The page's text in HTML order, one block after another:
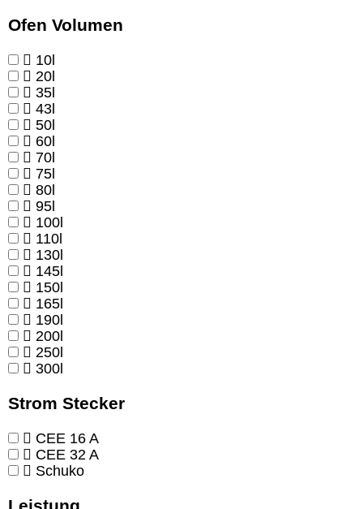
Ofen Volumen
10l
20l
35l
43l
50l
60l
70l
75l
80l
95l
100l
110l
130l
145l
150l
165l
190l
200l
250l
300l
Strom Stecker
CEE 16 A
CEE 32 A
Schuko